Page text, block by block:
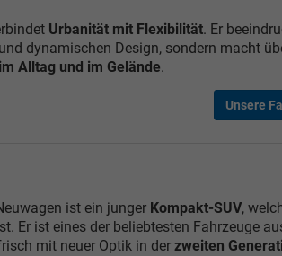
Urbanität mit Flexibilität. Er
dynamischen Design, sondern macht
Alltag und im Gelände.
Unsere
ist ein junger Kompakt-SUV,
Er ist eines der beliebtesten Fahrzeuge
mit neuer Optik in der zweiten